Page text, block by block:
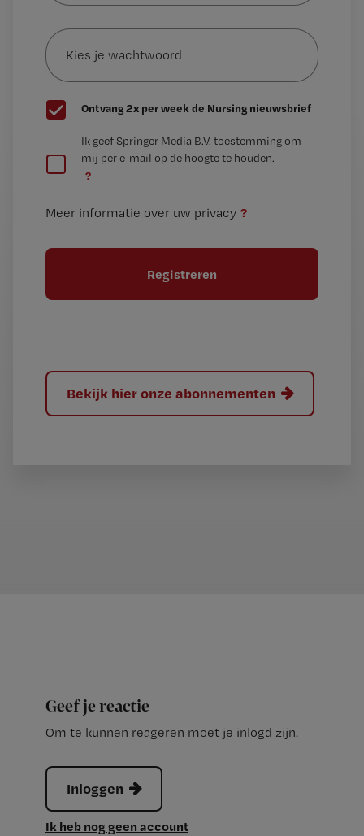
mailadres?
Kies
je
wachtwoord
G
e
t
Ontvang 2x per week de Nursing nieuwsbrief
e
t
l
Ik geef Springer Media B.V. toestemming om
mij per e-mail op de hoogte te houden.
?
Meer informatie over uw privacy ?
Bekijk hier onze abonnementen
Geef je reactie
Om te kunnen reageren moet je inlogd zijn.
Inloggen
Ik heb nog geen account